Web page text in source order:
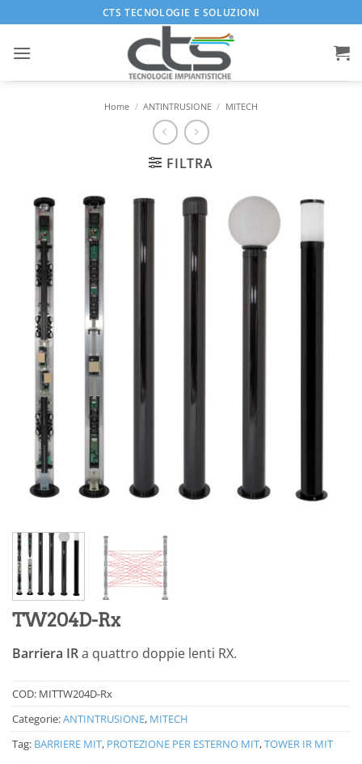
ai
contenuti
CTS TECNOLOGIE E SOLUZIONI
Home / ANTINTRUSIONE / MITECH
FILTRA
TW204D-Rx
Barriera IRa quattro doppie lenti RX.
COD: MITTW204D-Rx
Categorie:ANTINTRUSIONE, MITECH
Tag: BARRIERE MIT, PROTEZIONE PER ESTERNO MIT,TOWER IR MIT